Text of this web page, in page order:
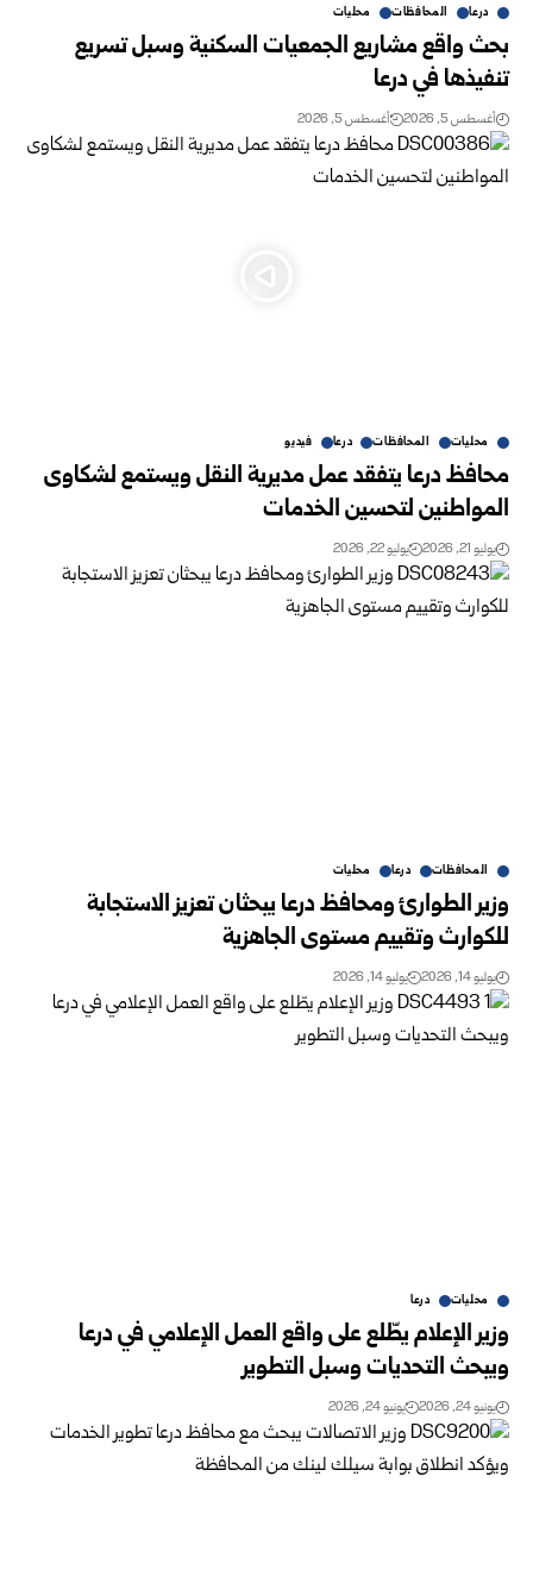
درعا المحافظات محليات
بحث واقع مشاريع الجمعيات السكنية وسبل تسريع
تنفيذها في درعا
أغسطس 5, 2026 أغسطس 5, 2026
محليات المحافظات درعا فيديو
محافظ درعا يتفقد عمل مديرية النقل ويستمع لشكاوى
المواطنين لتحسين الخدمات
يوليو 21, 2026 يوليو 22, 2026
المحافظات درعا محليات
وزير الطوارئ ومحافظ درعا يبحثان تعزيز ‏الاستجابة
للكوارث وتقييم مستوى الجاهزية‎
يوليو 14, 2026 يوليو 14, 2026
محليات درعا
وزير الإعلام يطّلع على واقع العمل الإعلامي في درعا
ويبحث التحديات وسبل التطوير
يونيو 24, 2026 يونيو 24, 2026